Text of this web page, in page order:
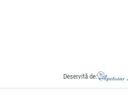
Deservită de: